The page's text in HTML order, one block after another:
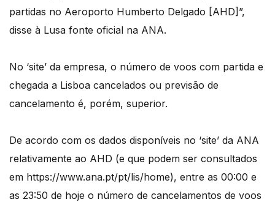
partidas no Aeroporto Humberto Delgado [AHD]”,
disse à Lusa fonte oficial na ANA.
No ‘site’ da empresa, o número de voos com partida e
chegada a Lisboa cancelados ou previsão de
cancelamento é, porém, superior.
De acordo com os dados disponíveis no ‘site’ da ANA
relativamente ao AHD (e que podem ser consultados
em https://www.ana.pt/pt/lis/home), entre as 00:00 e
as 23:50 de hoje o número de cancelamentos de voos